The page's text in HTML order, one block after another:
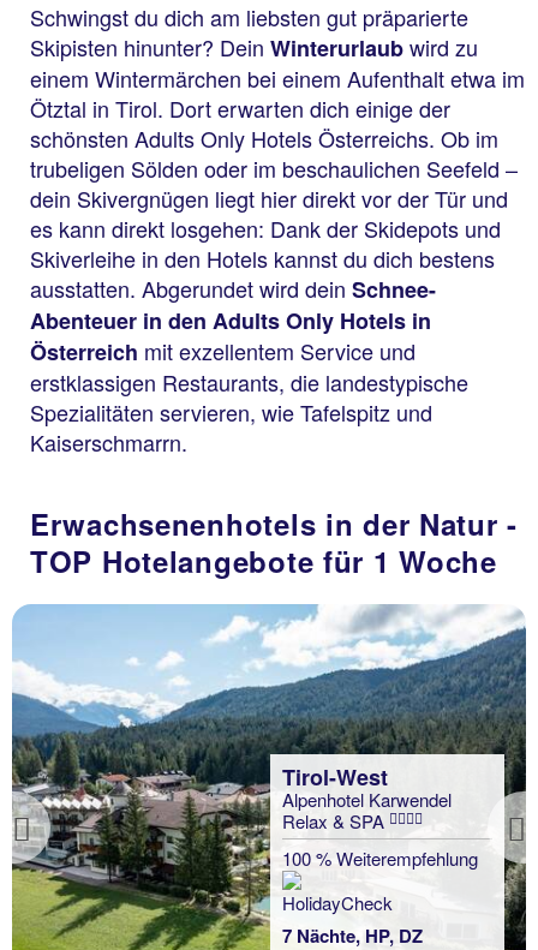
Schwingst du dich am liebsten gut präparierte
Skipisten hinunter? Dein Winterurlaubwird zu
einem Wintermärchen bei einem Aufenthalt etwa im
Ötztal in Tirol. Dort erwarten dich einige der
schönsten Adults Only Hotels Österreichs. Ob im
trubeligen Sölden oder im beschaulichen Seefeld –
dein Skivergnügen liegt hier direkt vor der Tür und
es kann direkt losgehen: Dank der Skidepots und
Skiverleihe in den Hotels kannst du dich bestens
ausstatten. Abgerundet wird dein Schnee-
Abenteuer in den Adults Only Hotels in
Österreich mit exzellentem Service und
erstklassigen Restaurants, die landestypische
Spezialitäten servieren, wie Tafelspitz und
Kaiserschmarrn.
Erwachsenenhotels in der Natur -
TOP Hotelangebote für 1 Woche
Previous
Tirol-West
Alpenhotel Karwendel
Relax & SPA
100 % Weiterempfehlung
7 Nächte, HP, DZ